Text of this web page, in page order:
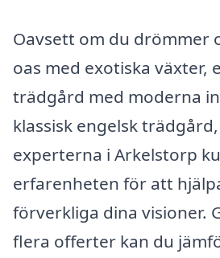
Oavsett om du drömmer
oas med exotiska växter,
trädgård med moderna
klassisk engelsk
experterna i Arkelstorp
erfarenheten för att
förverkliga dina visioner.
flera offerter kan du